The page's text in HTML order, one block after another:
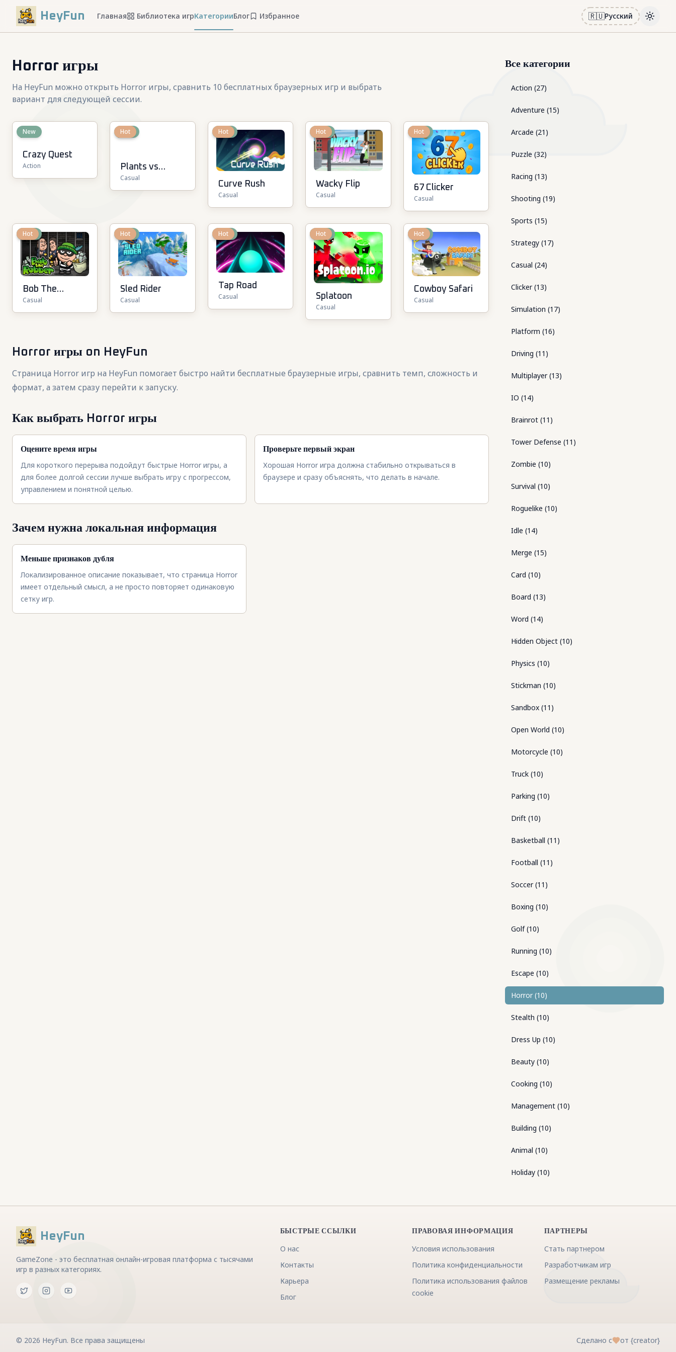
HeyFun Главная Библиотека игрКатегорииБлог Избранное 🇷🇺Русский Toggle
Horror игры
На HeyFun можно открыть Horror игры, сравнить 10 бесплатных браузерных игр и выбрать
вариант для следующей сессии.
New
Crazy Quest
Action
New
Hot
Plants vs
Brainrots
Casual
New
Hot
Curve Rush
Casual
New
Hot
Wacky Flip
Casual
New
Hot
67 Clicker
Casual
New
Hot
Bob The
Robber
Casual
New
Hot
Sled Rider
Casual
New
Hot
Tap Road
Casual
New
Hot
Splatoon
Casual
New
Hot
Cowboy Safari
Casual
Horror игры on HeyFun
Страница Horror игр на HeyFun помогает быстро найти бесплатные браузерные игры, сравнить темп, сложность и
формат, а затем сразу перейти к запуску.
Как выбрать Horror игры
Оцените время игры
Для короткого перерыва подойдут быстрые Horror игры, а
для более долгой сессии лучше выбрать игру с прогрессом,
управлением и понятной целью.
Проверьте первый экран
Хорошая Horror игра должна стабильно открываться в
браузере и сразу объяснять, что делать в начале.
Зачем нужна локальная информация
Меньше признаков дубля
Локализированное описание показывает, что страница Horror
имеет отдельный смысл, а не просто повторяет одинаковую
сетку игр.
Все категории
Action (27)
Adventure (15)
Arcade (21 )
Puzzle (32)
Racing (13)
Shooting (19)
Sports (15)
Strategy (17)
Casual (24)
Clicker(13)
Simulation (17)
Platform (16)
Driving (11 )
Multiplayer(13)
IO (14)
Brainrot (11 )
Tower Defense (11 )
Zombie (10)
Survival (10)
Roguelike (10)
Idle (14)
Merge (15)
Card (10)
Board (13)
Word (14)
Hidden Object (10)
Physics (10)
Stickman (10)
Sandbox (11 )
Open World (10)
Motorcycle (10)
Truck (10)
Parking (10)
Drift (10)
Basketball (11 )
Football (11 )
Soccer(11 )
Boxing (10)
Golf(10)
Running (10)
Escape (10)
Horror (10)
Stealth (10)
Dress Up (10)
Beauty (10)
Cooking (10)
Management (10)
Building (10)
Animal (10)
Holiday (10)
HeyFun
GameZone - это бесплатная онлайн-игровая платформа с тысячами
игр в разных категориях.
БЫСТРЫЕ ССЫЛКИ
О нас
Контакты
Карьера
Блог
ПРАВОВАЯ ИНФОРМАЦИЯ
Условия использования
Политика конфиденциальности
Политика использования файлов
cookie
ПАРТНЕРЫ
Стать партнером
Разработчикам игр
Размещение рекламы
© 2026 HeyFun. Все права защищены Сделано с от {creator}